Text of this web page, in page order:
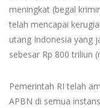
meningkat (begal
telah mencapai
utang Indonesia yang
sebesar Rp 800 triliun
Pemerintah RI telah
APBN di semua